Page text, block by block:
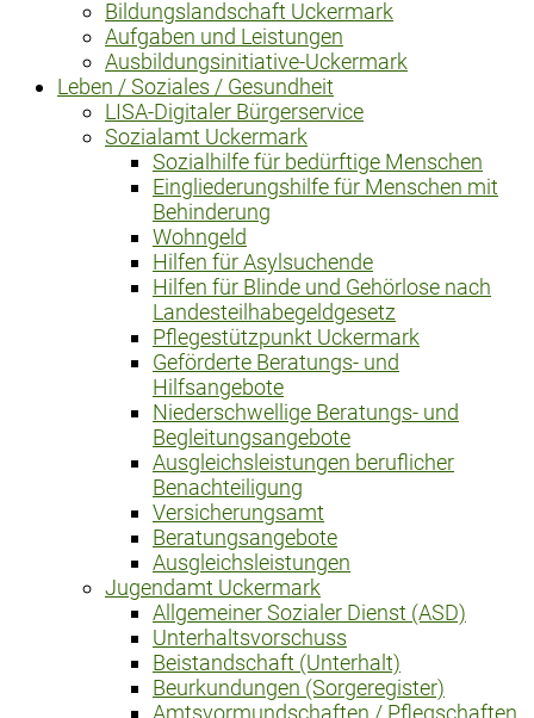
Bildungslandschaft Uckermark
Aufgaben und Leistungen
Ausbildungsinitiative-Uckermark
Leben / Soziales / Gesundheit
LISA-Digitaler Bürgerservice
Sozialamt Uckermark
Sozialhilfe für bedürftige Menschen
Eingliederungshilfe für Menschen mit
Behinderung
Wohngeld
Hilfen für Asylsuchende
Hilfen für Blinde und Gehörlose nach
Landesteilhabegeldgesetz
Pflegestützpunkt Uckermark
Geförderte Beratungs- und
Hilfsangebote
Niederschwellige Beratungs- und
Begleitungsangebote
Ausgleichsleistungen beruflicher
Benachteiligung
Versicherungsamt
Beratungsangebote
Ausgleichsleistungen
Jugendamt Uckermark
Allgemeiner Sozialer Dienst (ASD)
Unterhaltsvorschuss
Beistandschaft (Unterhalt)
Beurkundungen (Sorgeregister)
Amtsvormundschaften / Pflegschaften